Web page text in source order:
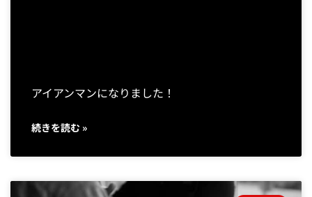
アイアンマンになりました！
続きを読む »